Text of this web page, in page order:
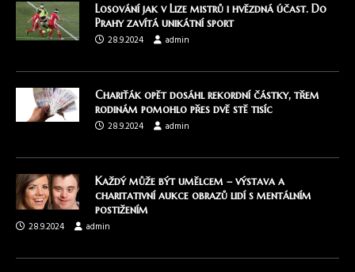
Losování jak v Lize mistrů i hvězdná účast. Do
Prahy zavítá unikátní sport
28.9.2024
admin
Chariťák opět dosáhl rekordní částky, třem
rodinám pomohlo přes dvě stě tisíc
28.9.2024
admin
Každý může být umělcem – výstava a
charitativní aukce obrazů lidí s mentálním
postižením
28.9.2024
admin